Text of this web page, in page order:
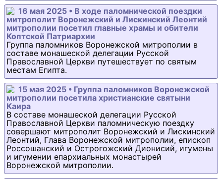
16 мая 2025 • В ходе паломнической поездки
митрополит Воронежский и Лискинский Леонтий
митрополии посетил главные храмы и обители
Коптской Патриархии
Группа паломников Воронежской митрополии в
составе монашеской делегации Русской
Православной Церкви путешествует по святым
местам Египта.
15 мая 2025 • Группа паломников Воронежской
митрополии посетила христианские святыни
Каира
В составе монашеской делегации Русской
Православной Церкви паломническую поездку
совершают митрополит Воронежский и Лискинский
Леонтий, Глава Воронежской митрополии, епископ
Россошанский и Острогожский Дионисий, игумены
и игумении епархиальных монастырей
Воронежской митрополии.